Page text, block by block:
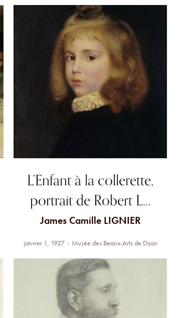
L’Enfant à la collerette,
portrait de Robert L…
James Camille LIGNIER
janvier 1, 1927 Musée des Beaux-Arts de Dijon